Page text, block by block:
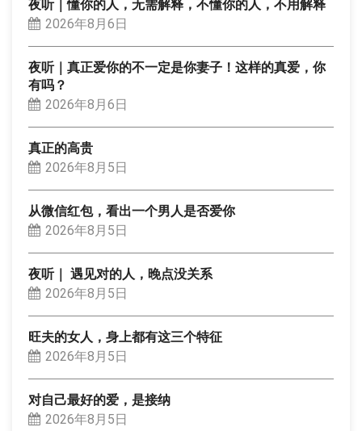
夜听｜懂你的人，无需解释，不懂你的人，不用解释
2026年8月6日
夜听｜真正爱你的不一定是你妻子！这样的真爱，你
有吗？
2026年8月6日
真正的高贵
2026年8月5日
从微信红包，看出一个男人是否爱你
2026年8月5日
夜听｜ 遇见对的人，晚点没关系
2026年8月5日
旺夫的女人，身上都有这三个特征
2026年8月5日
对自己最好的爱，是接纳
2026年8月5日